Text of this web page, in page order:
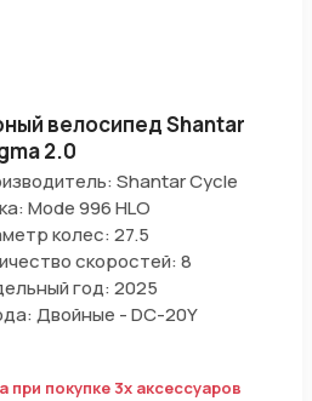
велосипед Shantar
2.0
Shantar Cycle
Mode 996 HLO
колес: 27.5
скоростей: 8
год: 2025
Двойные - DC-20Y
при покупке 3х аксессуаров